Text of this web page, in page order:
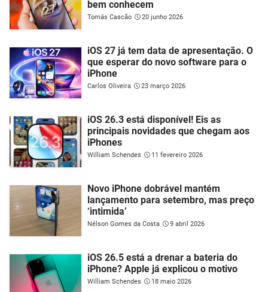
bem conhecem
Tomás Cascão 20 junho 2026
iOS 27 já tem data de apresentação. O
que esperar do novo software para o
iPhone
Carlos Oliveira 23 março 2026
iOS 26.3 está disponível! Eis as
principais novidades que chegam aos
iPhones
William Schendes 11 fevereiro 2026
Novo iPhone dobrável mantém
lançamento para setembro, mas preço
‘intimida’
Nélson Gomes da Costa 9 abril 2026
iOS 26.5 está a drenar a bateria do
iPhone? Apple já explicou o motivo
William Schendes 18 maio 2026